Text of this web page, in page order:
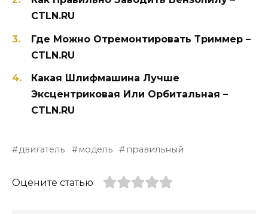
CTLN.RU
Где Можно Отремонтировать Триммер –
CTLN.RU
Какая Шлифмашина Лучше
Эксцентриковая Или Орбитальная –
CTLN.RU
двигатель модель правильный
Оцените статью